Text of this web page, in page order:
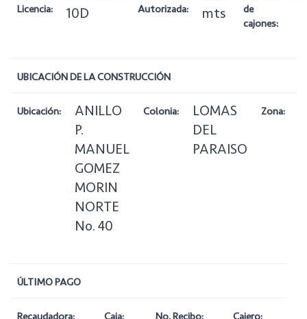
Licencia:
10D
Autorizada:
mts
de
cajones:
UBICACIÓN DE LA CONSTRUCCIÓN
Ubicación:
ANILLO
P.
MANUEL
GOMEZ
MORIN
NORTE
No. 40
Colonia:
LOMAS
DEL
PARAISO
Zona:
ÚLTIMO PAGO